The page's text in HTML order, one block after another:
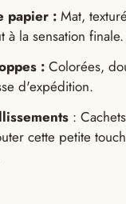
papier :Mat,
à la sensation finale.
:Colorées,
d'expédition.
:
cette petite